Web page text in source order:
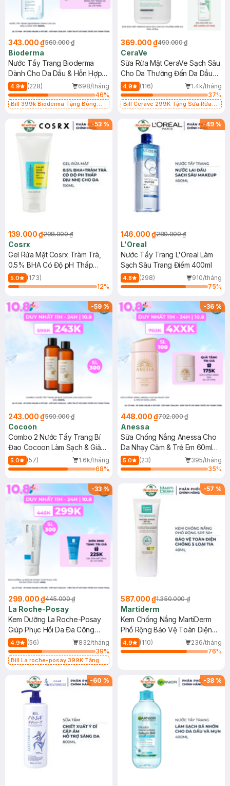
343.000 ₫560.000 ₫
Bioderma
Nước Tẩy Trang Bioderma
Dành Cho Da Dầu & Hỗn Hợp
500ml
4.9 (228)
698/tháng
46%
Bill 399k Bioderma Tặng Bông
369.000 ₫490.000 ₫
CeraVe
Sữa Rửa Mặt CeraVe Sạch Sâu
Cho Da Thường Đến Da Dầu
473ml
4.9 (116)
1.4k/tháng
37%
Bill Cerave 299K Tặng Sữa Rửa
-53 %
139.000 ₫298.000 ₫
Cosrx
Gel Rửa Mặt Cosrx Tràm Trà,
0.5% BHA Có Độ pH Thấp
150ml
5.0
(173)
12%
-49 %
146.000 ₫289.000 ₫
L'Oreal
Nước Tẩy Trang L'Oreal Làm
Sạch Sâu Trang Điểm 400ml
4.8 (298)
910/tháng
75%
-59%
243.000 ₫590.000 ₫
Cocoon
Combo 2 Nước Tẩy Trang Bí
Đao Cocoon Làm Sạch & Giảm
Dầu 500ml
5.0 (57)
1.6k/tháng
68%
-36%
448.000 ₫702.000 ₫
Anessa
Sữa Chống Nắng Anessa Cho
Da Nhạy Cảm & Trẻ Em 60ml
(Mới)
5.0 (23)
395/tháng
35%
-33%
299.000 ₫445.000 ₫
La Roche-Posay
Kem Dưỡng La Roche-Posay
Giúp Phục Hồi Da Đa Công
Dụng 40ml
4.9 (56)
832/tháng
39%
Bill La roche-posay 399K Tặng
(SL có hạn)
-57 %
587.000 ₫1.350.000 ₫
Martiderm
Kem Chống Nắng MartiDerm
Phổ Rộng Bảo Vệ Toàn Diện
40ml
4.9 (110)
236/tháng
76%
-60 % -38 %